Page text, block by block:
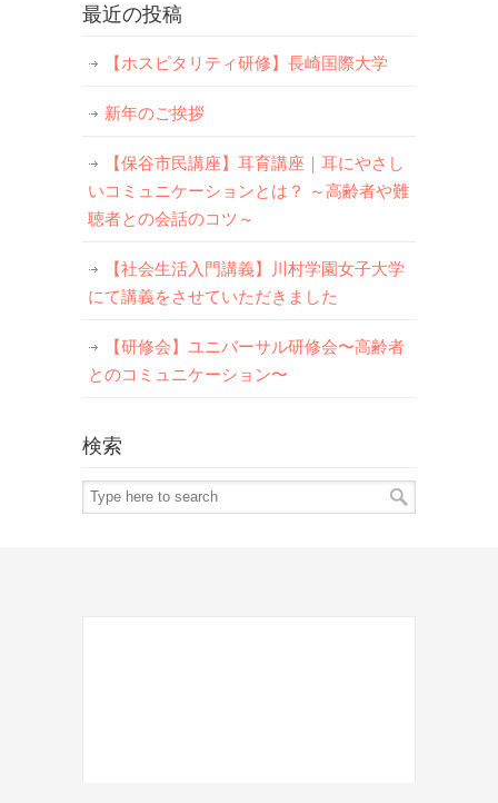
最近の投稿
【ホスピタリティ研修】長崎国際大学
新年のご挨拶
【保谷市民講座】耳育講座｜耳にやさし
いコミュニケーションとは？ ～高齢者や難
聴者との会話のコツ～
【社会生活入門講義】川村学園女子大学
にて講義をさせていただきました
【研修会】ユニバーサル研修会〜高齢者
とのコミュニケーション〜
検索